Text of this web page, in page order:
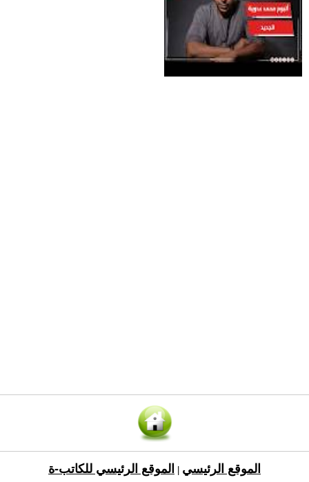
الموقع الرئيسي الموقع الرئيسي للكاتب-ة